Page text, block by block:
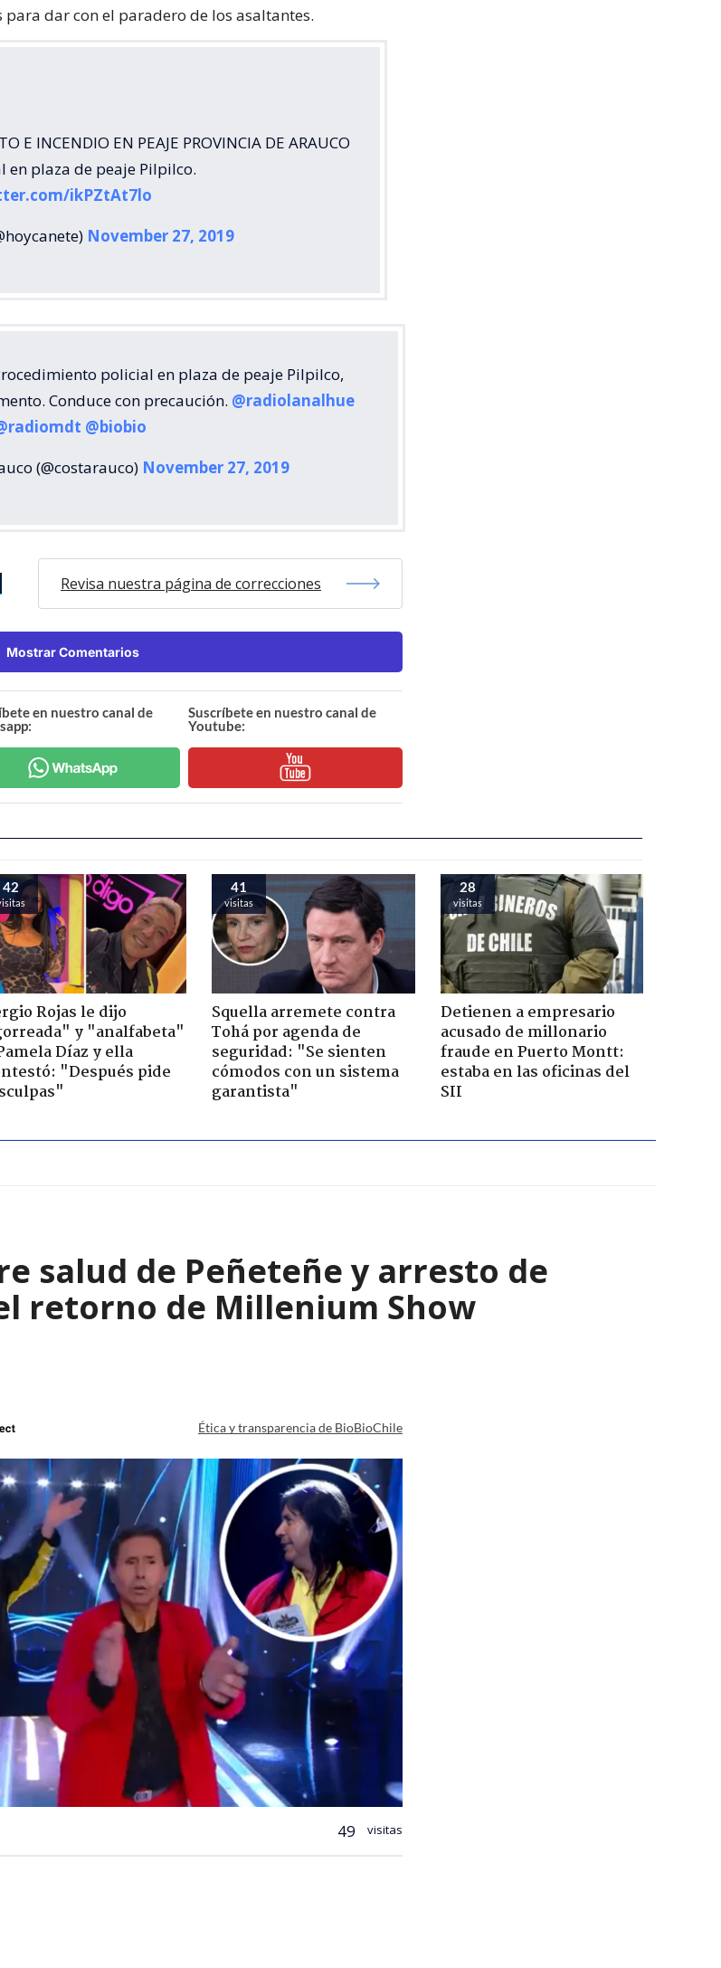
dar con el paradero de los asaltantes.
E INCENDIO EN PEAJE PROVINCIA DE ARAUCO
plaza de peaje Pilpilco.
ikPZtAt7lo
November 27, 2019
policial en plaza de peaje Pilpilco,
Conduce con precaución. @radiolanalhue
@biobio
(@costarauco) November 27, 2019
Revisa nuestra página de correcciones
Mostrar Comentarios
en nuestro canal de
Suscríbete en nuestro canal de
Youtube:
42
Rojas le dijo
y "analfabeta"
Díaz y ella
"Después pide
41
visitas
Squella arremete contra
Tohá por agenda de
seguridad: "Se sienten
cómodos con un sistema
garantista"
28
visitas
Detienen a empresario
acusado de millonario
fraude en Puerto Montt:
estaba en las oficinas del
SII
salud de Peñeteñe y arresto de
retorno de Millenium Show
Ética y transparencia de BioBioChile
49 visitas